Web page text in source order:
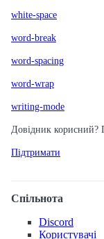
white-space
word-break
word-spacing
word-wrap
writing-mode
Довідник корисний?
Підтримати
Спільнота
Discord
Користувачі